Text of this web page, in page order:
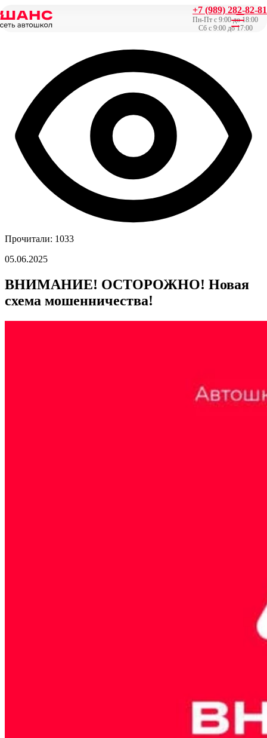
+7 (989) 282-82-81
Пн-Пт с 9:00 до 18:00
Сб с 9:00 до 17:00
Главная/Новости
ВНИМАНИЕ! ОСТОРОЖНО! Новая
схема мошенничества!
Прочитали: 1033
05.06.2025
ВНИМАНИЕ! ОСТОРОЖНО! Новая
схема мошенничества!